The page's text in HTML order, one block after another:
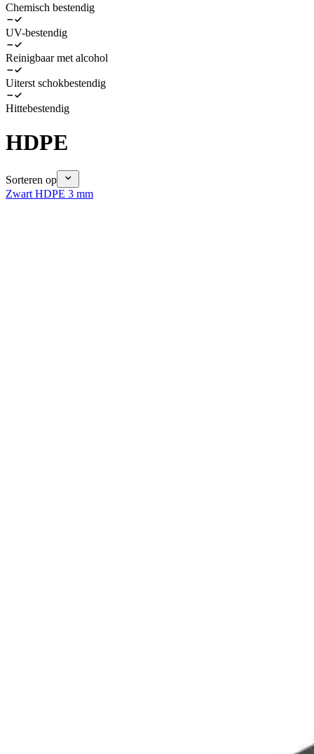
Chemisch bestendig
UV-bestendig
Reinigbaar met alcohol
Uiterst schokbestendig
Hittebestendig
HDPE
Sorteren op
Zwart HDPE 3 mm